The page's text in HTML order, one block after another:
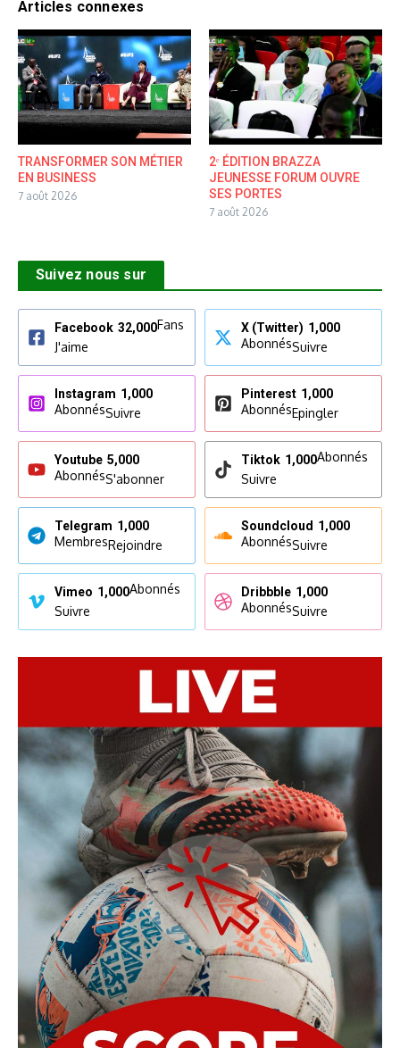
Articles connexes
TRANSFORMER SON MÉTIER
EN BUSINESS
7 août 2026
2ᵉ ÉDITION BRAZZA
JEUNESSE FORUM OUVRE
SES PORTES
7 août 2026
Suivez nous sur
Facebook 32,000Fans
J'aime
X (Twitter) 1,000
AbonnésSuivre
Instagram 1,000
AbonnésSuivre
Pinterest 1,000
AbonnésEpingler
Youtube 5,000
AbonnésS'abonner
Tiktok 1,000Abonnés
Suivre
Telegram 1,000
MembresRejoindre
Soundcloud 1,000
AbonnésSuivre
Vimeo 1,000Abonnés
Suivre
Dribbble 1,000
AbonnésSuivre